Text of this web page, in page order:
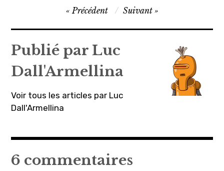
Navigation
de
l’article
Précédent Suivant
Publié parLuc
Dall'Armellina
Voir tous les articles par Luc
Dall'Armellina
6 commentaires